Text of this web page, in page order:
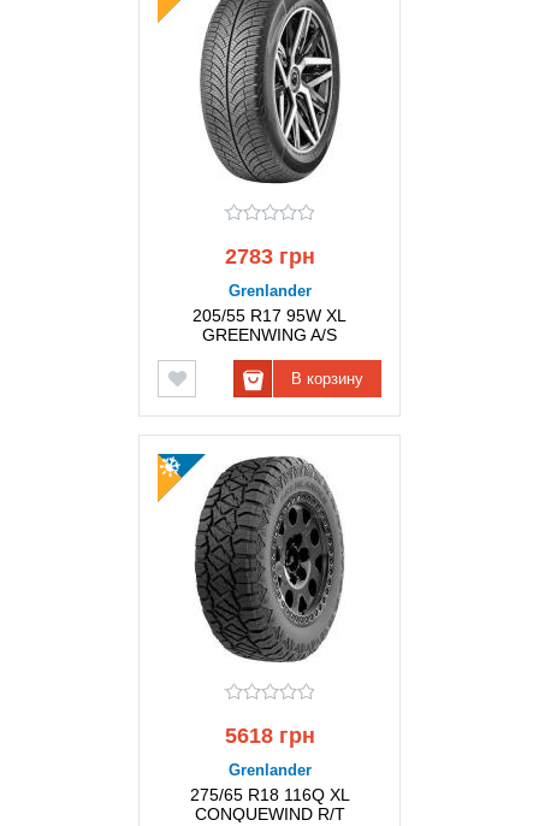
2783 грн
Grenlander
205/55 R17 95W XL
GREENWING A/S
В корзину
5618 грн
Grenlander
275/65 R18 116Q XL
CONQUEWIND R/T